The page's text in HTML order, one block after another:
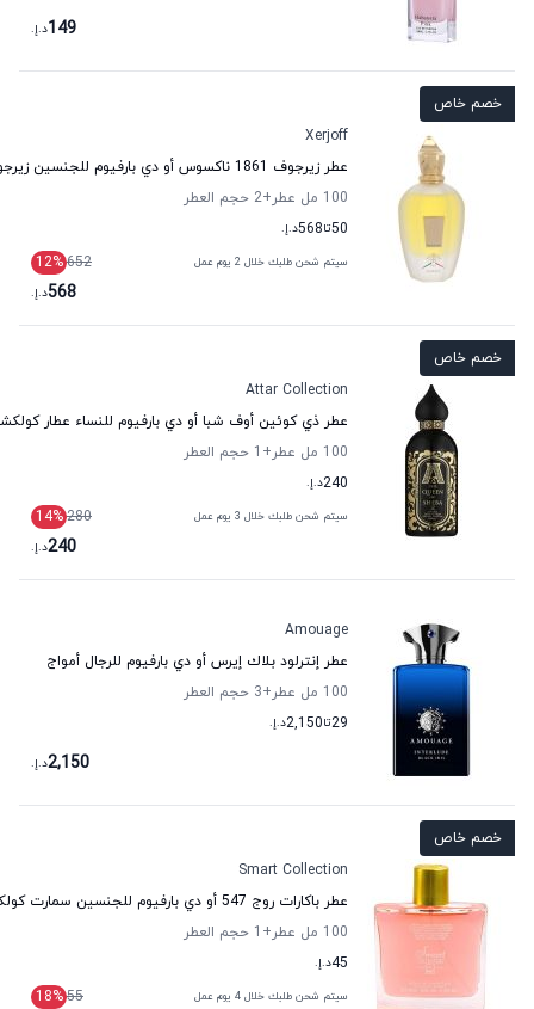
149د.إ.
خصم خاص
Xerjoff
عطر زيرجوف 1861 ناكسوس أو دي بارفيوم للجنسين زيرجوف
100 مل عطر
+2
حجم العطر
50تا568د.إ.
سيتم شحن طلبك خلال 2 يوم عمل 652
12%
568د.إ.
خصم خاص
Attar Collection
عطر ذي كوئين أوف شبا أو دي بارفيوم للنساء عطار
100 مل عطر
+1
حجم العطر
240د.إ.
سيتم شحن طلبك خلال 3 يوم عمل 280
14%
240د.إ.
Amouage
عطر إنترلود بلاك إيرس أو دي بارفيوم للرجال أمواج
100 مل عطر
+3
حجم العطر
29تا2,150د.إ.
2,150د.إ.
خصم خاص
Smart Collection
عطر باكارات روج 547 أو دي بارفيوم للجنسين سمارت كولكشن
100 مل عطر
+1
حجم العطر
45د.إ.
سيتم شحن طلبك خلال 4 يوم عمل 55
18%